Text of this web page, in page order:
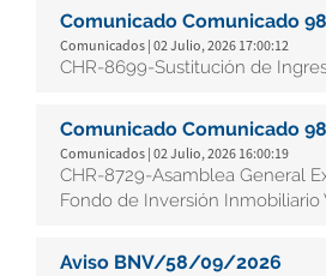
Comunicado Comunicado
Comunicados | 02 Julio, 2026 17:00:12
CHR-8699-Sustitución de
Comunicado Comunicado
Comunicados | 02 Julio, 2026 16:00:19
CHR-8729-Asamblea General
Fondo de Inversión Inmobiliario
Aviso BNV/58/09/2026